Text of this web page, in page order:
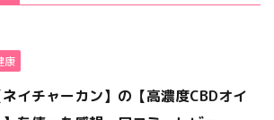
康
ネイチャーカン】の【高濃度CBDオイ